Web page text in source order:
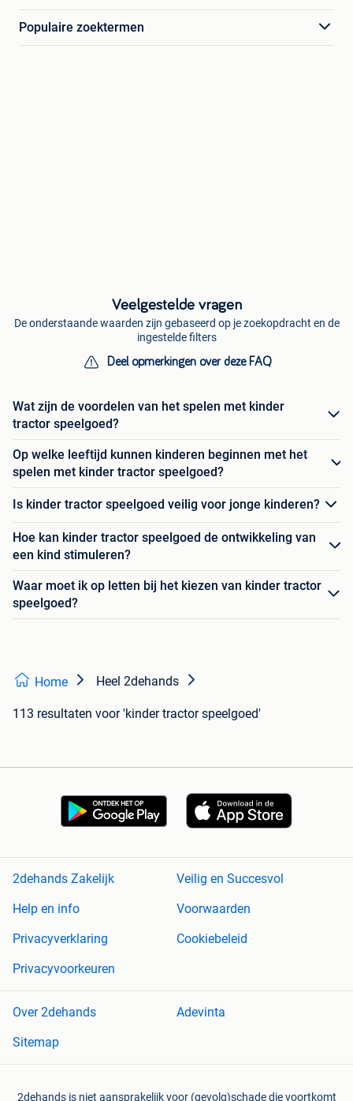
Populaire zoektermen
Veelgestelde vragen
De onderstaande waarden zijn gebaseerd op je zoekopdracht en de
ingestelde filters
Deel opmerkingen over deze FAQ
Wat zijn de voordelen van het spelen met kinder
tractor speelgoed?
Op welke leeftijd kunnen kinderen beginnen met het
spelen met kinder tractor speelgoed?
Is kinder tractor speelgoed veilig voor jonge kinderen?
Hoe kan kinder tractor speelgoed de ontwikkeling van
een kind stimuleren?
Waar moet ik op letten bij het kiezen van kinder tractor
speelgoed?
Home Heel 2dehands
113 resultaten voor 'kinder tractor speelgoed'
2dehands Zakelijk
Veilig en Succesvol
Help en info
Voorwaarden
Privacyverklaring
Cookiebeleid
Privacyvoorkeuren
Over 2dehands
Adevinta
Sitemap
2dehands is niet aansprakelijk voor (gevolg)schade die voortkomt